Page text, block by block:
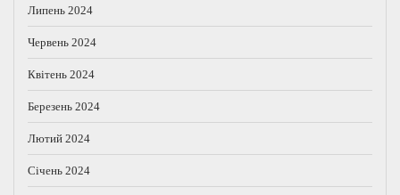
Липень 2024
Червень 2024
Квітень 2024
Березень 2024
Лютий 2024
Січень 2024